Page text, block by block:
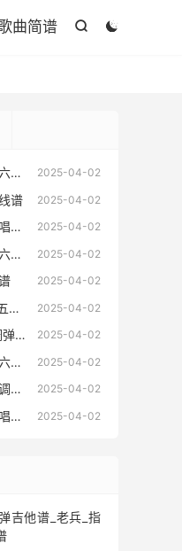


曲简谱
2025-04-02
2025-04-02
谱
2025-04-02
2025-04-02
2025-04-02
2025-04-02
2025-04-02
谱
2025-04-02
2025-04-02
2025-04-02
吉他谱_老兵_指